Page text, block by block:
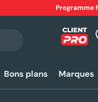
Expédition
Programme
Bons plans Marques